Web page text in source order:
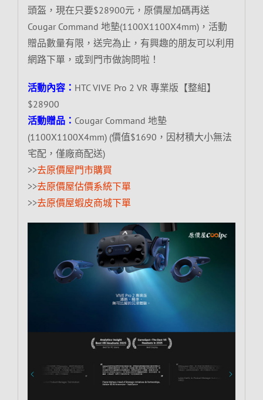
頭盔，現在只要$28900元，原價屋加碼再送
Cougar Command 地墊(1100X1100X4mm)，活動
贈品數量有限，送完為止，有興趣的朋友可以利用
網路下單，或到門市做詢問啦！
活動內容： HTC VIVE Pro 2 VR 專業版【整組】
$28900
活動贈品： Cougar Command 地墊
(1100X1100X4mm) (價值$1690，因材積大小無法
宅配，僅廠商配送)
>>去原價屋門市購買
>>去原價屋估價系統下單
>>去原價屋蝦皮商城下單